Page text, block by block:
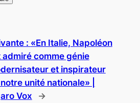
: «En Italie, Napoléon
admiré comme génie
et inspirateur
unité nationale» |
Vox
→